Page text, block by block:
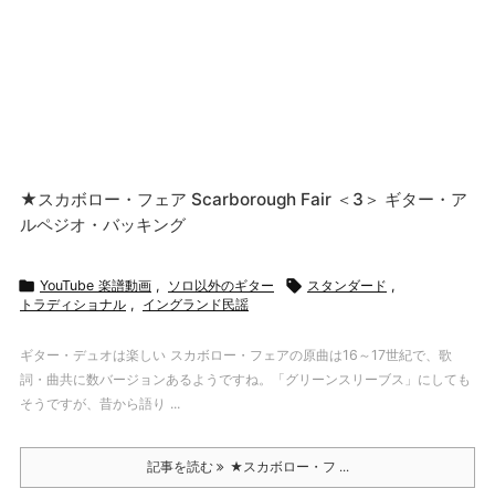
★スカボロー・フェア Scarborough Fair ＜3＞ ギター・ア
ルペジオ・バッキング
 YouTube 楽譜動画 , ソロ以外のギター  スタンダード ,
トラディショナル , イングランド民謡
ギター・デュオは楽しい スカボロー・フェアの原曲は16～17世紀で、歌
詞・曲共に数バージョンあるようですね。「グリーンスリーブス」にしても
そうですが、昔から語り ...
記事を読む ★スカボロー・フ ...